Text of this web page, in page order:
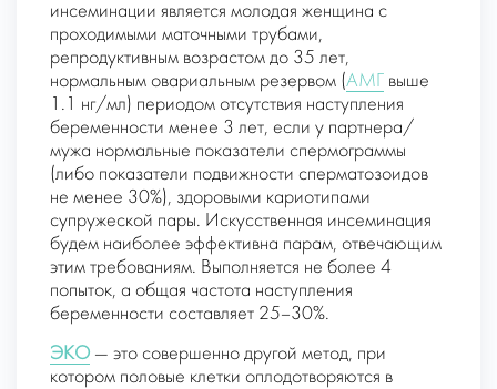
инсеминации является молодая женщина с
проходимыми маточными трубами,
репродуктивным возрастом до 35 лет,
нормальным овариальным резервом (АМГ выше
1.1 нг/мл) периодом отсутствия наступления
беременности менее 3 лет, если у партнера/
мужа нормальные показатели спермограммы
(либо показатели подвижности сперматозоидов
не менее 30%), здоровыми кариотипами
супружеской пары. Искусственная инсеминация
будем наиболее эффективна парам, отвечающим
этим требованиям. Выполняется не более 4
попыток, а общая частота наступления
беременности составляет 25–30%.
ЭКО — это совершенно другой метод, при
котором половые клетки оплодотворяются в